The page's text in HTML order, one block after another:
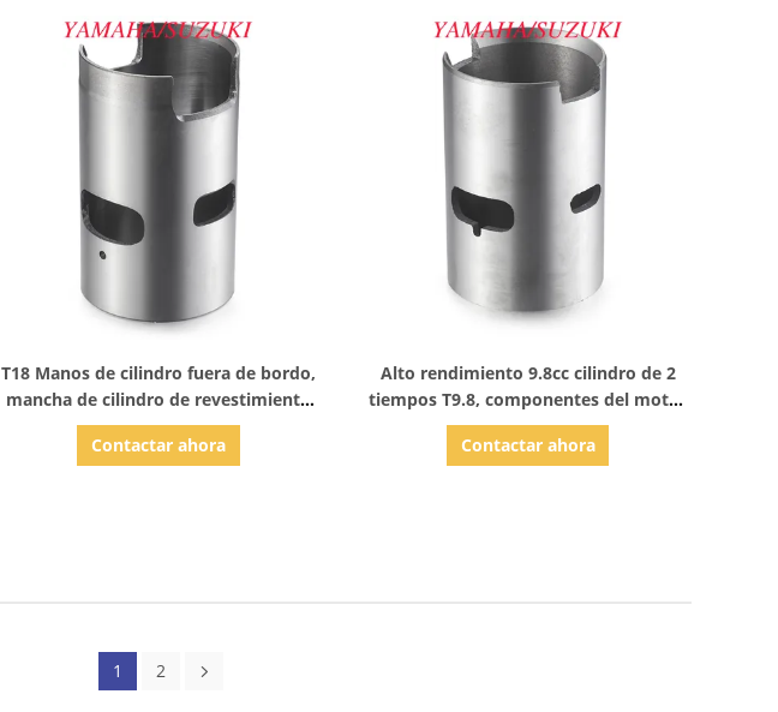
T18 Manos de cilindro fuera de bordo,
mancha de cilindro de revestimiento
de 60 mm de diámetro de perforación
Contactar ahora
Alto rendimiento 9.8cc cilindro de 2
tiempos T9.8, componentes del motor
de bordo
Contactar ahora
1 2